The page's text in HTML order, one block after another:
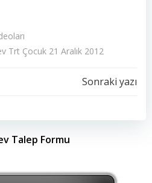
Trt Çocuk 21 Aralık 2012
dolaşımı
Sonraki yazı
Talep Formu